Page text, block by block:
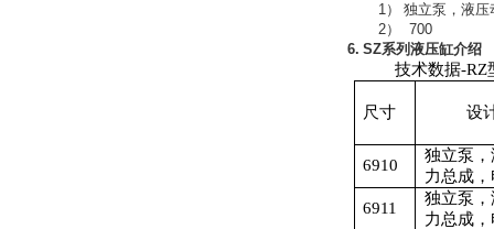
1）
独立泵，液压
2）
700
6. SZ系列液压缸介绍
技术数据-RZ
尺寸 设
6910
独立泵
力总成
6911
独立泵
力总成